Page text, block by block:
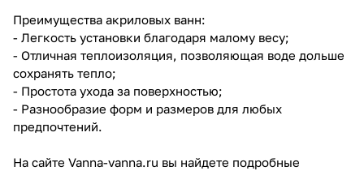
Преимущества акриловых ванн:
- Легкость установки благодаря малому весу;
- Отличная теплоизоляция, позволяющая воде дольше
сохранять тепло;
- Простота ухода за поверхностью;
- Разнообразие форм и размеров для любых
предпочтений.
На сайте Vanna-vanna.ru вы найдете подробные